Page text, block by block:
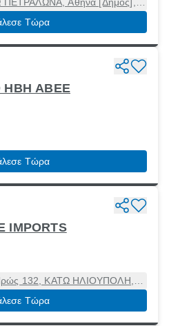
11853
Τώρα
ΗΒΗ ΑΒΕΕ
Τώρα
IMPORTS
132, ΚΑΤΩ ΗΛΙΟΥΠΟΛΗ,
Αττική, 16341
Τώρα